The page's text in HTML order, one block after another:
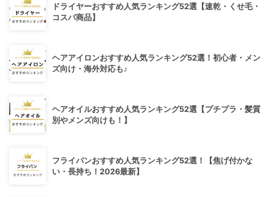
ドライヤーおすすめ人気ランキング52選【速乾・くせ毛・
コスパ商品】
ヘアアイロンおすすめ人気ランキング52選！初心者・メン
ズ向け・海外対応も♪
ヘアオイルおすすめ人気ランキング52選【プチプラ・髪質
別やメンズ向けも！】
フライパンおすすめ人気ランキング52選！【焦げ付かな
い・長持ち！2026最新】